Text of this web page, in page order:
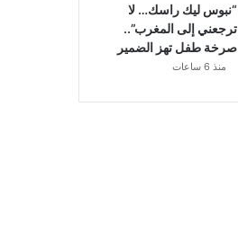
“نبوس ليك راسك… لا
ترجعني إلى المغرب”..
صرخة طفل تهز الضمير
منذ 6 ساعات